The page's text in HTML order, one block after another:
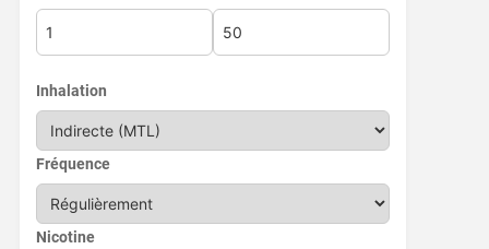
Inhalation
Fréquence
Nicotine